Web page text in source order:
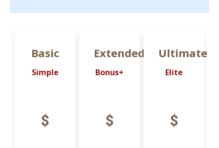
Basic
Simple
$
Extended
Bonus+
$
Ultimate
Elite
$